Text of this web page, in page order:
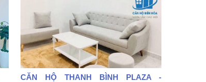
CĂN HỘ THANH BÌNH PLAZA -